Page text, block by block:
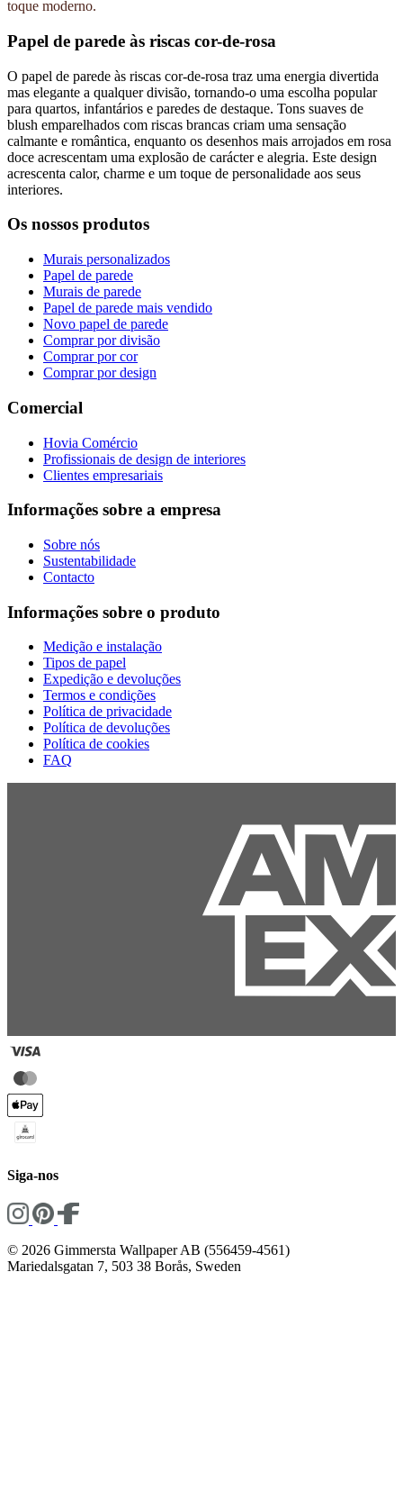
toque moderno.
Papel de parede às riscas cor-de-rosa
O papel de parede às riscas cor-de-rosa traz uma energia divertida
mas elegante a qualquer divisão, tornando-o uma escolha popular
para quartos, infantários e paredes de destaque. Tons suaves de
blush emparelhados com riscas brancas criam uma sensação
calmante e romântica, enquanto os desenhos mais arrojados em rosa
doce acrescentam uma explosão de carácter e alegria. Este design
acrescenta calor, charme e um toque de personalidade aos seus
interiores.
Os nossos produtos
Murais personalizados
Papel de parede
Murais de parede
Papel de parede mais vendido
Novo papel de parede
Comprar por divisão
Comprar por cor
Comprar por design
Comercial
Hovia Comércio
Profissionais de design de interiores
Clientes empresariais
Informações sobre a empresa
Sobre nós
Sustentabilidade
Contacto
Informações sobre o produto
Medição e instalação
Tipos de papel
Expedição e devoluções
Termos e condições
Política de privacidade
Política de devoluções
Política de cookies
FAQ
Siga-nos
© 2026 Gimmersta Wallpaper AB (556459-4561)
Mariedalsgatan 7, 503 38 Borås, Sweden